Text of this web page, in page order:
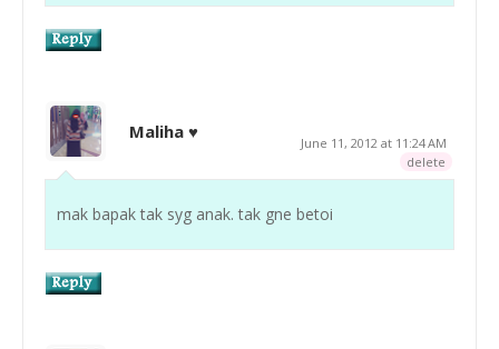
Maliha ♥
June 11, 2012 at 11:24 AM
delete
mak bapak tak syg anak. tak gne betoi